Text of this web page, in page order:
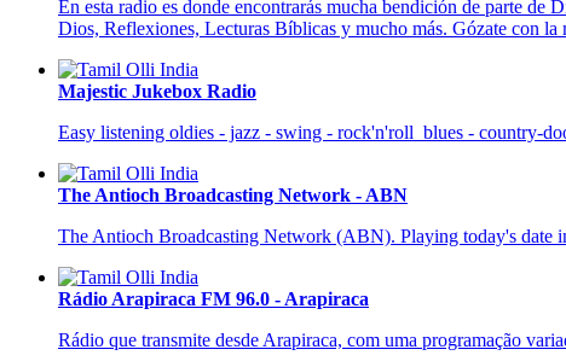
En esta radio es donde encontrarás mucha bendición de parte de
Dios, Reflexiones, Lecturas Bíblicas y mucho más. Gózate con la
Majestic Jukebox Radio
Easy listening oldies - jazz - swing - rock'n'roll blues - country-
The Antioch Broadcasting Network - ABN
The Antioch Broadcasting Network (ABN). Playing today's date
Rádio Arapiraca FM 96.0 - Arapiraca
Rádio que transmite desde Arapiraca, com uma programação